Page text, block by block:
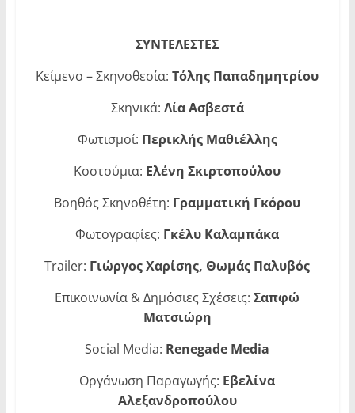
ΣΥΝΤΕΛΕΣΤΕΣ
Κείμενο – Σκηνοθεσία:Τόλης Παπαδημητρίου
Σκηνικά: Λία Ασβεστά
Φωτισμοί: Περικλής Μαθιέλλης
Kοστούμια: Ελένη Σκιρτοπούλου
Βοηθός Σκηνοθέτη: Γραμματική Γκόρου
Φωτογραφίες: Γκέλυ Καλαμπάκα
Trailer: Γιώργος Χαρίσης, Θωμάς Παλυβός
Eπικοινωνία & Δημόσιες Σχέσεις:Σαπφώ
Ματσιώρη
Social Media: Renegade Media
Οργάνωση Παραγωγής: Eβελίνα
Αλεξανδροπούλου